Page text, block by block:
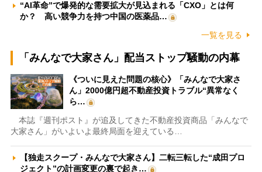
“AI革命”で爆発的な需要拡大が見込まれる「CXO」とは何
か？ 高い競争力を持つ中国の医薬品…
一覧を見る
「みんなで大家さん」配当ストップ騒動の内幕
《ついに見えた問題の核心》「みんなで大家さ
ん」2000億円超不動産投資トラブル“異常なく
ら…
本誌『週刊ポスト』が追及してきた不動産投資商品「みんなで
大家さん」がいよいよ最終局面を迎えている…
【独走スクープ・みんなで大家さん】二転三転した“成田プロ
ジェクト”の計画変更の裏で起き…